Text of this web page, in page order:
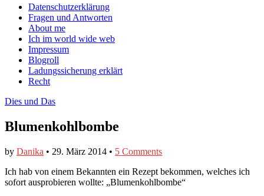
Facebook
anzeigen
Twitter
anzeigen
auf
Instagram
anzeigen
Main
menu
Skip
content
Datenschutzerklärung
Fragen und Antworten
About me
Ich im world wide web
Impressum
Blogroll
Ladungssicherung erklärt
Recht
Dies und Das
Blumenkohlbombe
by Danika • 29. März 2014 • 5 Comments
Ich hab von einem Bekannten ein Rezept bekommen, welches ich
sofort ausprobieren wollte: „Blumenkohlbombe“